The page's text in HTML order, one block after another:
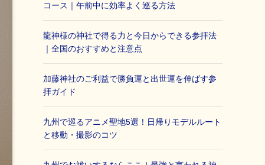
コース｜午前中に効率よく巡る方法
龍神様の神社で得る力と今日からできる参拝法
｜全国のおすすめと注意点
加藤神社のご利益で勝負運と出世運を伸ばす参
拝ガイド
九州で巡るアニメ聖地5選！日帰りモデルルート
と移動・撮影のコツ